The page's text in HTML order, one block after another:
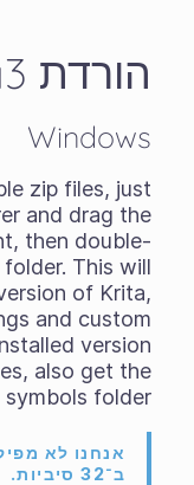
הורדת ‎5.3.0-beta3
Windows
zip files, just
and drag the
then double-
This will
of Krita,
and custom
version
also get the
folder.
ב־32 סיביות.